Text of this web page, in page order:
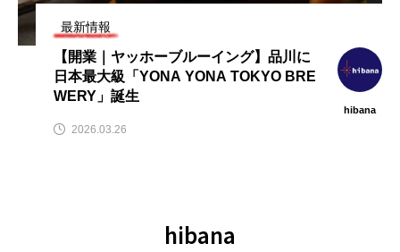
ブーム本格化！ナッコプセ・チュ
クミなど本場系グルメが人気上昇
2026.08.06
最新情報
【開業｜ヤッホーブルーイング】品川に
日本最大級「YONA YONA TOKYO BRE
WERY」誕生
hibana
2026.03.26
hibana